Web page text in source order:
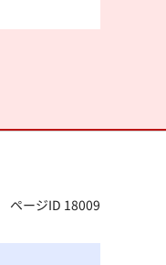
ページID 18009